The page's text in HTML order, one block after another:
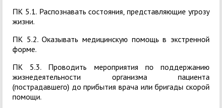
ПК 5.1. Распознавать состояния, представляющие угрозу
жизни.
ПК 5.2. Оказывать медицинскую помощь в экстренной
форме.
ПК 5.3. Проводить мероприятия по поддержанию
жизнедеятельности организма пациента
(пострадавшего) до прибытия врача или бригады скорой
помощи.